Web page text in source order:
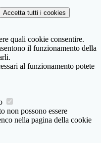
Accetta tutti i cookies
quali cookie consentire.
il funzionamento della
al funzionamento potete
non possono essere
nella pagina della cookie